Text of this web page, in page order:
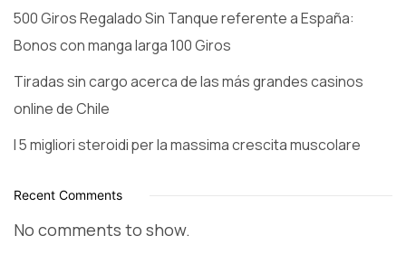
500 Giros Regalado Sin Tanque referente a España:
Bonos con manga larga 100 Giros
Tiradas sin cargo acerca de las más grandes casinos
online de Chile
I 5 migliori steroidi per la massima crescita muscolare
Recent Comments
No comments to show.